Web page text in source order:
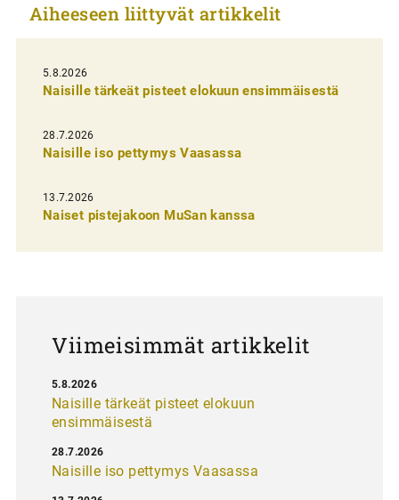
k
e
l
i
e
n
e
Aiheeseen liittyvät artikkelit
5.8.2026
Naisille tärkeät pisteet elokuun ensimmäisestä
28.7.2026
Naisille iso pettymys Vaasassa
13.7.2026
Naiset pistejakoon MuSan kanssa
Viimeisimmät artikkelit
Naisille tärkeät pisteet elokuun
ensimmäisestä
5.8.2026
Naisille iso pettymys Vaasassa
28.7.2026